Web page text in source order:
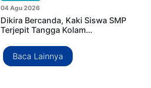
04 Agu 2026
Dikira Bercanda, Kaki Siswa SMP
Terjepit Tangga Kolam…
Baca Lainnya